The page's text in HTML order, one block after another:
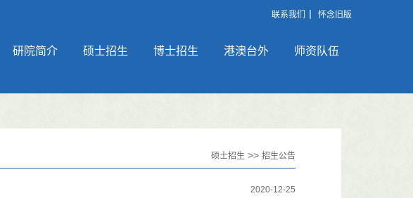
联系我们 怀念旧版
研院简介 硕士招生 博士招生 港澳台外 师资队伍
硕士招生 >> 招生公告
2020-12-25